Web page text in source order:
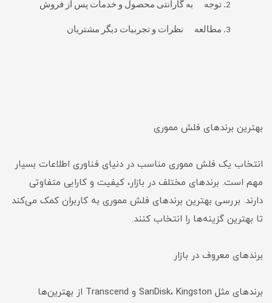
توجه به گارانتی محصول و خدمات پس از فروش
مطالعه نظرات و تجربیات دیگر مشتریان
بهترین برندهای فلش مموری
انتخاب یک فلش مموری مناسب در دنیای فناوری اطلاعات بسیار
مهم است. برندهای مختلف در بازار، کیفیت و کارایی متفاوتی
دارند. بررسی بهترین برندهای فلش مموری به کاربران کمک می‌کند
تا بهترین گزینه‌ها را انتخاب کنند.
برندهای معروف در بازار
برندهای مثل SanDisk، Kingston و Transcend از بهترین‌ها